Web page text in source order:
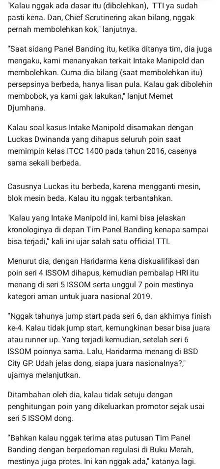
"Kalau nggak ada dasar itu (dibolehkan), TTI ya sudah
pasti kena. Dan, Chief Scrutinering akan bilang, nggak
pernah membolehkan kok," lanjutnya.
“Saat sidang Panel Banding itu, ketika ditanya tim, dia juga
mengaku, kami menanyakan terkait Intake Manipold dan
membolehkan. Cuma dia bilang (saat membolehkan itu)
persepsinya berbeda, hanya lisan pula. Kalau gak dibolehin
membobok, ya kami gak lakukan," lanjut Memet
Djumhana.
Kalau soal kasus Intake Manipold disamakan dengan
Luckas Dwinanda yang dihapus seluruh poin saat
memimpin kelas ITCC 1400 pada tahun 2016, casenya
sama sekali berbeda.
Casusnya Luckas itu berbeda, karena mengganti mesin,
blok mesin beda. Kalau itu nggak terbantahkan.
"Kalau yang Intake Manipold ini, kami bisa jelaskan
kronologinya di depan Tim Panel Banding kenapa sampai
bisa terjadi,” kali ini ujar salah satu official TTI.
Menurut dia, dengan Haridarma kena diskualifikasi dan
poin seri 4 ISSOM dihapus, kemudian pembalap HRI itu
menang di seri 5 ISSOM serta unggul 7 poin mestinya
kategori aman untuk juara nasional 2019.
“Nggak tahunya jump start pada seri 6, dan akhirnya finish
ke-4. Kalau tidak jump start, kemungkinan besar bisa juara
atau runner up. Yang terjadi kemudian, setelah seri 6
ISSOM poinnya sama. Lalu, Haridarma menang di BSD
City GP. Udah jelas dong, siapa juara nasionalnya?,"
ujarnya melanjutkan.
Ditambahan oleh dia, kalau tidak setuju dengan
penghitungan poin yang dikeluarkan promotor sejak usai
seri 5 ISSOM dong.
“Bahkan kalau nggak terima atas putusan Tim Panel
Banding dengan berpedoman regulasi di Buku Merah,
mestinya juga protes. Ini kan nggak ada," katanya lagi.